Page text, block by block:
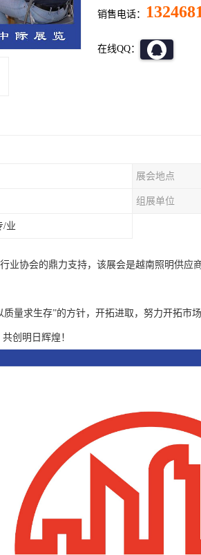
销售电话：
在线QQ：
展会地点
组展单位
/业
业协会的鼎力支持，该展会是越南照明供应
量求生存”的方针，开拓进取，努力开拓市
创明日辉煌！